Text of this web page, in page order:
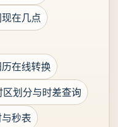
在几点
在线转换
区划分与时差查询
秒表